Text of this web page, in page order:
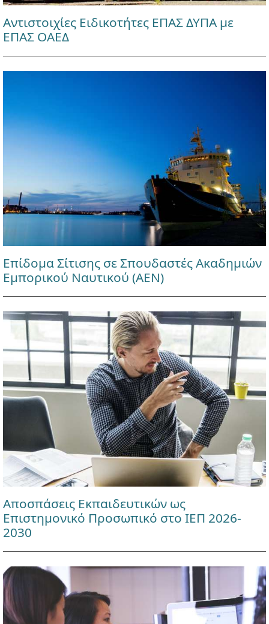
Αντιστοιχίες Ειδικοτήτες ΕΠΑΣ ΔΥΠΑ με
ΕΠΑΣ ΟΑΕΔ
Επίδομα Σίτισης σε Σπουδαστές Ακαδημιών
Εμπορικού Ναυτικού (ΑΕΝ)
Αποσπάσεις Εκπαιδευτικών ως
Επιστημονικό Προσωπικό στο ΙΕΠ 2026-
2030